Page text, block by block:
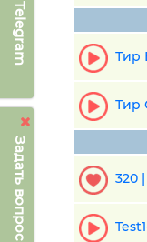
Telegram
Задать вопрос
Тир
Тир
320